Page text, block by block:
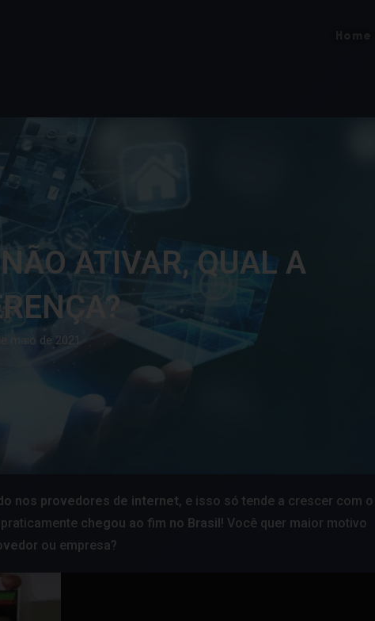
ATIVAR, QUAL A
maio de 2021
nos provedores de internet, e isso só tende a crescer com o
praticamente chegou ao fim no Brasil! Você quer maior motivo
ou empresa?